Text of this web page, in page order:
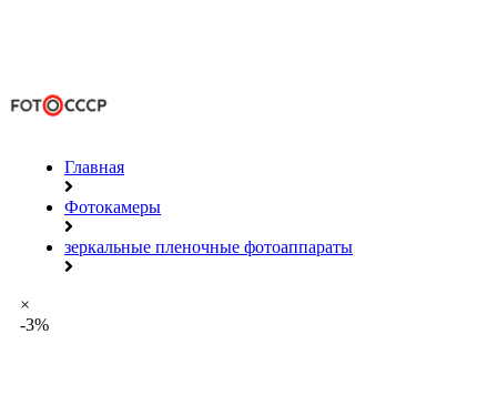
Главная
Фотокамеры
зеркальные пленочные фотоаппараты
×
-3%